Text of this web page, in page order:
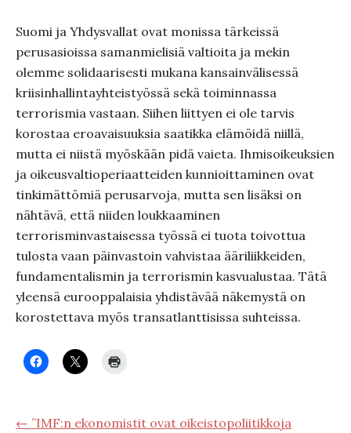
Suomi ja Yhdysvallat ovat monissa tärkeissä
perusasioissa samanmielisiä valtioita ja mekin
olemme solidaarisesti mukana kansainvälisessä
kriisinhallintayhteistyössä sekä toiminnassa
terrorismia vastaan. Siihen liittyen ei ole tarvis
korostaa eroavaisuuksia saatikka elämöidä niillä,
mutta ei niistä myöskään pidä vaieta. Ihmisoikeuksien
ja oikeusvaltioperiaatteiden kunnioittaminen ovat
tinkimättömiä perusarvoja, mutta sen lisäksi on
nähtävä, että niiden loukkaaminen
terrorisminvastaisessa työssä ei tuota toivottua
tulosta vaan päinvastoin vahvistaa ääriliikkeiden,
fundamentalismin ja terrorismin kasvualustaa. Tätä
yleensä eurooppalaisia yhdistävää näkemystä on
korostettava myös transatlanttisissa suhteissa.
← ”IMF:n ekonomistit ovat oikeistopoliitikkoja